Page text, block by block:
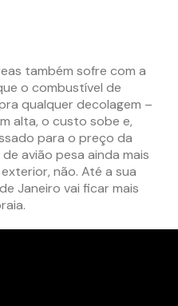
também sofre com a
o combustível de
qualquer decolagem –
alta, o custo sobe e,
para o preço da
de avião pesa ainda mais
não. Até a sua
Janeiro vai ficar mais